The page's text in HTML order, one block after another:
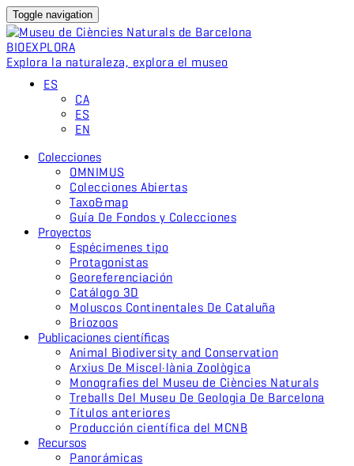
Toggle navigation
BIOEXPLORA
Explora la naturaleza, explora el museo
ES
CA
ES
EN
Colecciones
OMNIMUS
Colecciones Abiertas
Taxo&map
Guía De Fondos y Colecciones
Proyectos
Espécimenes tipo
Protagonistas
Georeferenciación
Catálogo 3D
Moluscos Continentales De Cataluña
Briozoos
Publicaciones científicas
Animal Biodiversity and Conservation
Arxius De Miscel·lània Zoològica
Monografies del Museu de Ciències Naturals
Treballs Del Museu De Geologia De Barcelona
Títulos anteriores
Producción científica del MCNB
Recursos
Panorámicas